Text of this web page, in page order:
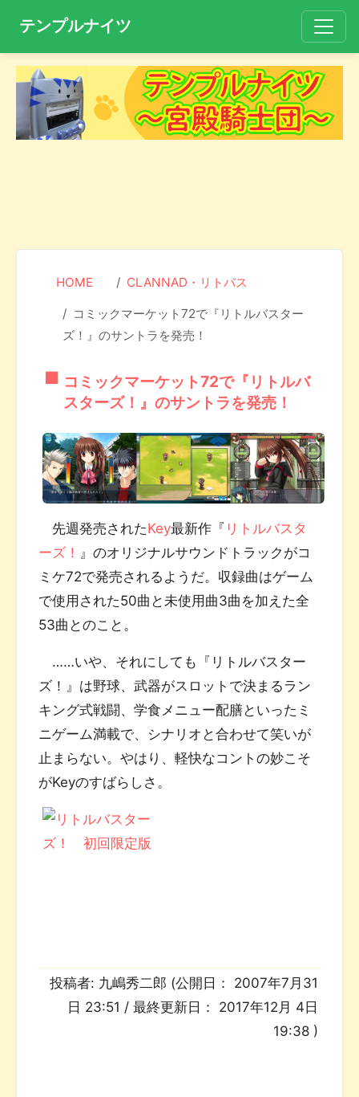
テンプルナイツ
HOME CLANNAD・リトバス
コミックマーケット72で『リトルバスター
ズ！』のサントラを発売！
コミックマーケット72で『リトルバ
スターズ！』のサントラを発売！
先週発売されたKey最新作『 リトルバスタ
ーズ！ 』のオリジナルサウンドトラックがコ
ミケ72で発売されるようだ。収録曲はゲーム
で使用された50曲と未使用曲3曲を加えた全
53曲とのこと。
……いや、それにしても『リトルバスター
ズ！』は野球、武器がスロットで決まるラン
キング式戦闘、学食メニュー配膳といったミ
ニゲーム満載で、シナリオと合わせて笑いが
止まらない。やはり、軽快なコントの妙こそ
がKeyのすばらしさ。
投稿者: 九嶋秀二郎 (公開日： 2007年7月31
日 23:51 / 最終更新日： 2017年12月 4日
19:38 )